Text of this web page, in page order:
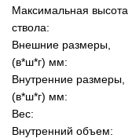
Максимальная высота
ствола:
Внешние размеры,
(в*ш*г) мм:
Внутренние размеры,
(в*ш*г) мм:
Вес:
Внутренний объем: